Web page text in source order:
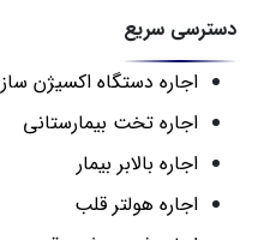
دسترسی سریع
اجاره دستگاه اکسیژن ساز
اجاره تخت بیمارستانی
اجاره بالابر بیمار
اجاره هولتر قلب